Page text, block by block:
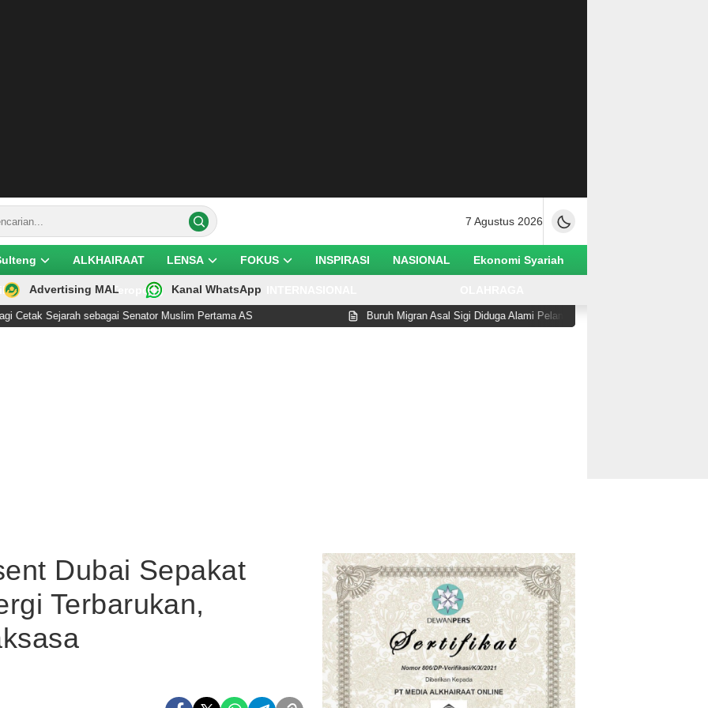
7 Agustus 2026
ALKHAIRAAT LENSA FOKUS INSPIRASI NASIONAL Ekonomi Syariah
Teropong
Advertising MAL Kanal WhatsApp
sebagai Senator Muslim Pertama AS Buruh Migran Asal Sigi Diduga Alami Pelanggaran Hak di Malaysia
Dubai Sepakat
Terbarukan,